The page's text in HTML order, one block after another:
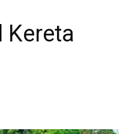
Kereta